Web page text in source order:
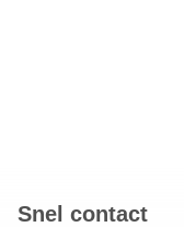
Snel contact